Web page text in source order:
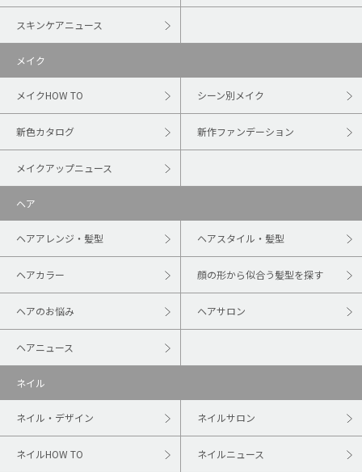
スキンケアニュース
メイク
メイクHOW TO シーン別メイク
新色カタログ 新作ファンデーション
メイクアップニュース
ヘア
ヘアアレンジ・髪型 ヘアスタイル・髪型
ヘアカラー 顔の形から似合う髪型を探す
ヘアのお悩み ヘアサロン
ヘアニュース
ネイル
ネイル・デザイン ネイルサロン
ネイルHOW TO ネイルニュース